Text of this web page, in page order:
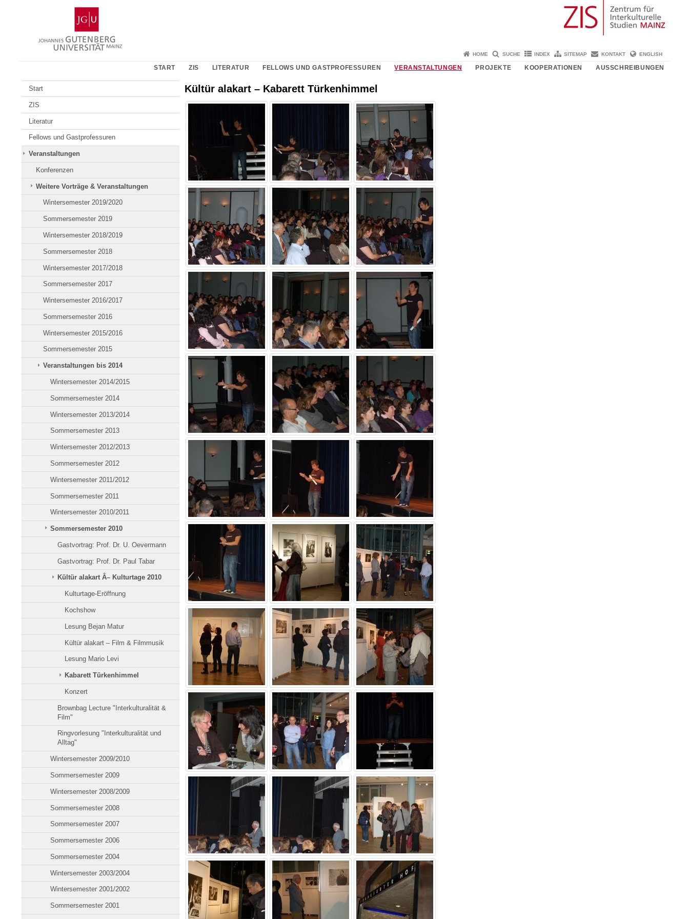
Gutenberg-
Universität
Mainz
HOME SUCHE INDEX SITEMAP KONTAKT ENGLISH
START ZIS LITERATUR FELLOWS UND GASTPROFESSUREN VERANSTALTUNGEN PROJEKTE KOOPERATIONEN AUSSCHREIBUNGEN
Start
ZIS
Literatur
Fellows und Gastprofessuren
Veranstaltungen
Konferenzen
Weitere Vorträge & Veranstaltungen
Wintersemester 2019/2020
Sommersemester 2019
Wintersemester 2018/2019
Sommersemester 2018
Wintersemester 2017/2018
Sommersemester 2017
Wintersemester 2016/2017
Sommersemester 2016
Wintersemester 2015/2016
Sommersemester 2015
Veranstaltungen bis 2014
Wintersemester 2014/2015
Sommersemester 2014
Wintersemester 2013/2014
Sommersemester 2013
Wintersemester 2012/2013
Sommersemester 2012
Wintersemester 2011/2012
Sommersemester 2011
Wintersemester 2010/2011
Sommersemester 2010
Gastvortrag: Prof. Dr. U. Oevermann
Gastvortrag: Prof. Dr. Paul Tabar
Kültür alakart Â– Kulturtage 2010
Kulturtage-Eröffnung
Kochshow
Lesung Bejan Matur
Kültür alakart – Film & Filmmusik
Lesung Mario Levi
Kabarett Türkenhimmel
Konzert
Brownbag Lecture "Interkulturalität &
Film"
Ringvorlesung "Interkulturalität und
Alltag"
Wintersemester 2009/2010
Sommersemester 2009
Wintersemester 2008/2009
Sommersemester 2008
Sommersemester 2007
Sommersemester 2006
Sommersemester 2004
Wintersemester 2003/2004
Wintersemester 2001/2002
Sommersemester 2001
Kültür alakart – Kabarett Türkenhimmel